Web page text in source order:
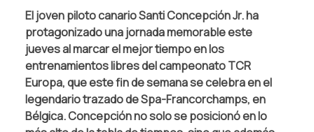
El joven piloto canario Santi Concepción Jr. ha
protagonizado una jornada memorable este
jueves al marcar el mejor tiempo en los
entrenamientos libres del campeonato TCR
Europa, que este fin de semana se celebra en el
legendario trazado de Spa-Francorchamps, en
Bélgica. Concepción no solo se posicionó en lo